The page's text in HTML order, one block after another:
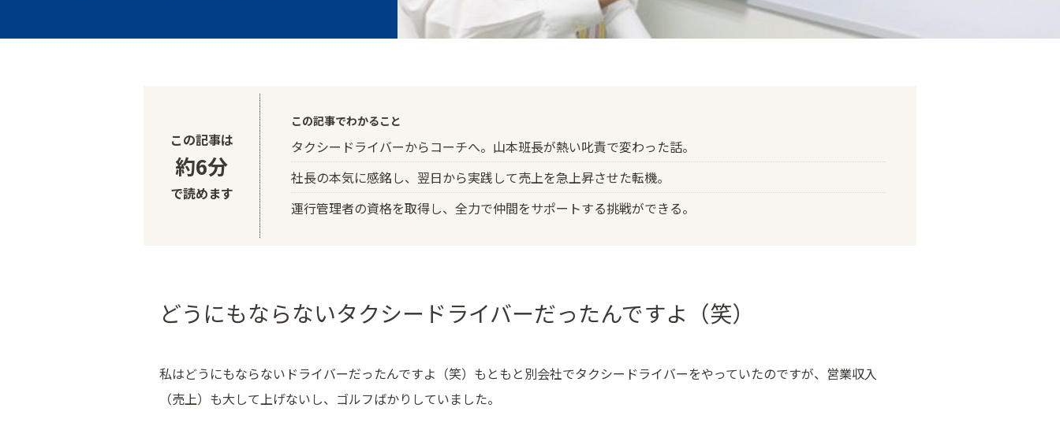
この記事は
約6分
で読めます
この記事でわかること
タクシードライバーからコーチへ。山本班長が熱い叱責で変わった話。
社長の本気に感銘し、翌日から実践して売上を急上昇させた転機。
運行管理者の資格を取得し、全力で仲間をサポートする挑戦ができる。
どうにもならないタクシードライバーだったんですよ（笑）
私はどうにもならないドライバーだったんですよ（笑）もともと別会社でタクシードライバーをやっていたのですが、営業収入
（売上）も大して上げないし、ゴルフばかりしていました。